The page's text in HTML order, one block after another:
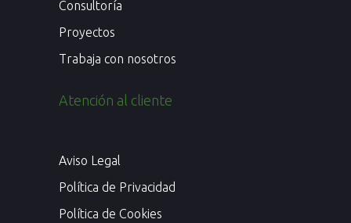
Consultoría
Proyectos
Trabaja con nosotros
Atención al cliente
Aviso Legal
Política de Privacidad
Política de Cookies